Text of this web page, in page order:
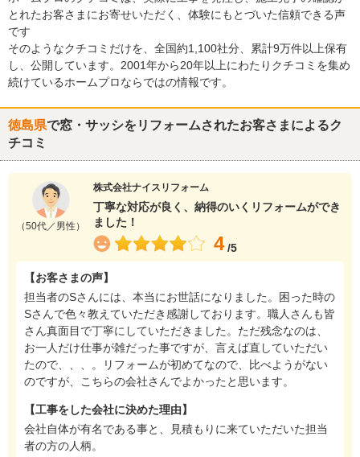
とれたお客さまにお寄せいただく、体験にもとづいた信頼できる声
です
そのようなクチコミだけを、全国約1,100社分、累計9万件以上保有
し、公開しています。2001年から20年以上にわたりクチコミを集め
続けているホームプロならではの情報です。
徳島県で窓・サッシをリフォームされたお客さまによるク
チコミ
（50代／男性）
株式会社ナイスリフォーム
丁寧な対応が良く、納得のいくリフォームができ
ました！
4 /5
【お客さまの声】
担当者のSさんには、本当にお世話になりました。困った時の
Sさんで色々教えていただき感謝しております。職人さんも皆
さん真面目で丁寧にしていただきました。ただ残念なのは、
お一人だけ仕事が雑だった事ですが、言えば直していただい
たので、、、。リフォームが初めてなので、比べようがない
のですが、こちらの会社さんでよかったと思います。
【工事をした会社に決めた理由】
会社自体が有名である事と、見積もりに来ていただいた担当
者の方の人柄。